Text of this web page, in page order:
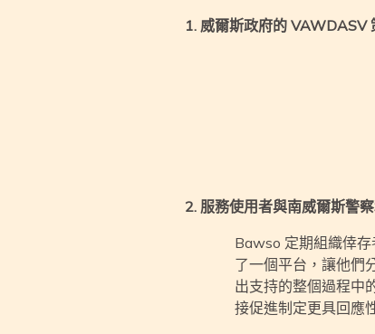
1. 威爾斯政府的 VAWDASV
2. 服務使用者與南威爾斯警
Bawso 定期組織倖
了一個平台，讓他們
出支持的整個過程中
接促進制定更具回應